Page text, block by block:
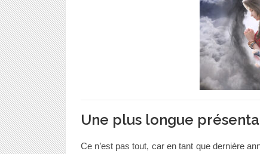
Une plus longue
Ce n’est pas tout, car en tant que dernière